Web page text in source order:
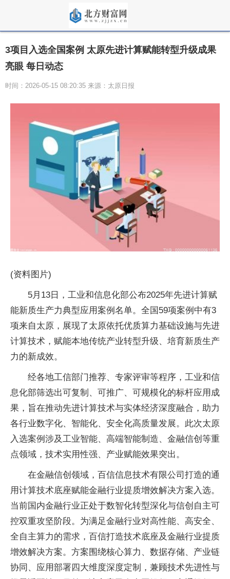
3项目入选全国案例 太原先进计算赋能转型升级成果
亮眼 每日动态
时间：2026-05-15 08:20:35 来源：太原日报
(资料图片)
5月13日，工业和信息化部公布2025年先进计算赋
能新质生产力典型应用案例名单。全国59项案例中有3
项来自太原，展现了太原依托优质算力基础设施与先进
计算技术，赋能本地传统产业转型升级、培育新质生产
力的新成效。
经各地工信部门推荐、专家评审等程序，工业和信
息化部筛选出可复制、可推广、可规模化的标杆应用成
果，旨在推动先进计算技术与实体经济深度融合，助力
各行业数字化、智能化、安全化高质量发展。此次太原
入选案例涉及工业智能、高端智能制造、金融信创等重
点领域，技术实用性强、产业赋能效果突出。
在金融信创领域，百信信息技术有限公司打造的通
用计算技术底座赋能金融行业提质增效解决方案入选。
当前国内金融行业正处于数智化转型深化与信创自主可
控双重攻坚阶段。为满足金融行业对高性能、高安全、
全自主算力的需求，百信打造技术底座及金融行业提质
增效解决方案。方案围绕核心算力、数据存储、产业链
协同、应用部署四大维度深度定制，兼顾技术先进性与